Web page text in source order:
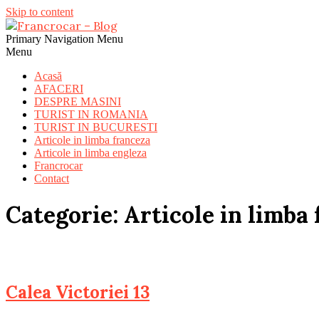
Skip to content
Primary Navigation Menu
Menu
Acasă
AFACERI
DESPRE MASINI
TURIST IN ROMANIA
TURIST IN BUCURESTI
Articole in limba franceza
Articole in limba engleza
Francrocar
Contact
Categorie: Articole in limba
Calea Victoriei 13